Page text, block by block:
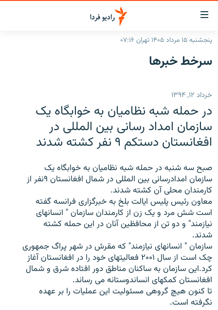
لینک‌های
قابلیت
دسترسی
بازگشت
اصلی
رفتن
صفحه
جستجو
ایران
انتخاب کنید و بشنوید
برنامه‌های رادیویی
پادکست
چندرسانه‌ای
گزارش‌های ویدئویی
English
به ما بپیوندید
زبان‌های دیگر
پنجشنبه ۱۵ مرداد ۱۴۰۵ تهران ۰۷:۱۶
سرخط‌ خبرها
خرداد ۱۲, ۱۳۹۴
در حمله شبه نظاميان به خوابگاه يک
سازمان امداد رسانی بين المللی در
افغانستان دستکم ۹ نفر کشته شدند
صبح سه شنبه در حمله شبه نظاميان به خوابگاه يک
سازمان امدادرسانی بين المللی در شمال افغانستان ۹نفر از
کارمندان محلی آن کشته شدند.
معاون رئيس پليس ايالت بلخ به خبرگزاری فرانسه گفته
است شش مرد و يک زن از کارمندان سازمان " انسانهای
نيازمند" و دو تن از محافظين آنان در اين حمله کشته
شدند.
سازمان " انسانهای نيازمند" که مقرش در شهر پراگ جمهوری
چک است از سال ۲۰۰۱ فعاليتهای خود را در افغانستان آغاز
کرد.اين سازمان به ساکنان مناطق دور افتاده شرق و شمال
افغانستان کمکهای انساندوستانه می رساند.
تا کنون هيچ گروهی مسئوليت اين عمليات را بر عهده
نگرفته است.